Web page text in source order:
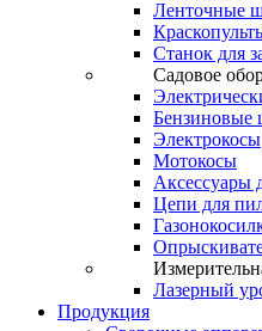
Ленточные
Станок для
Садовое
Бензиновые
Электрокосы
Мотокосы
Аксессуары
Цепи для
Лазерный
Продукция